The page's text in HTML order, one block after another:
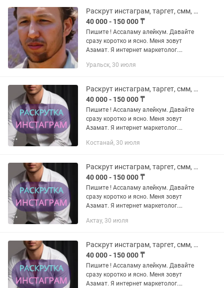
Раскрут инстаграм, таргет, смм, таргетолог, сайт, дизайн. ИИ видео, чат бот
40 000 - 150 000 ₸
Пишите ! Ассаламу алейкум. Давайте
сразу коротко и ясно. Меня зовут
Азамат. Я интернет маркетолог.
результат - честно и качественно -
Уральск, 30 июля
Раскрут инстаграм, таргет, смм, таргетолог, сайт, дизайн. ИИ видео, чат бот
40 000 - 150 000 ₸
Пишите ! Ассаламу алейкум. Давайте
сразу коротко и ясно. Меня зовут
Азамат. Я интернет маркетолог.
результат - честно и качественно -
Костанай, 30 июля
Раскрут инстаграм, таргет, смм, таргетолог, сайт, дизайн. ИИ видео, чат бот
40 000 - 150 000 ₸
Пишите ! Ассаламу алейкум. Давайте
сразу коротко и ясно. Меня зовут
Азамат. Я интернет маркетолог.
результат - честно и качественно -
Актау, 30 июля
Раскрут инстаграм, таргет, смм, таргетолог, сайт, дизайн. ИИ видео, чат бот
40 000 - 150 000 ₸
Пишите ! Ассаламу алейкум. Давайте
сразу коротко и ясно. Меня зовут
Азамат. Я интернет маркетолог.